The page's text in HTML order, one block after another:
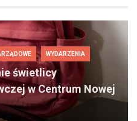
WYDARZENIA
świetlicy
w Centrum Nowej